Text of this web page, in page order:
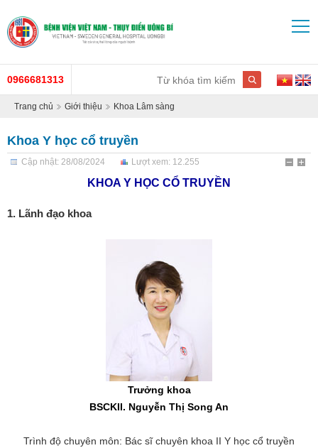
0966681313
Trang chủ Giới thiệu Khoa Lâm sàng
Khoa Y học cổ truyền
Cập nhật: 28/08/2024 Lượt xem: 12.255
KHOA Y HỌC CỔ TRUYỀN
1. Lãnh đạo khoa
Trưởng khoa
BSCKII. Nguyễn Thị Song An
Trình độ chuyên môn: Bác sĩ chuyên khoa II Y học cổ truyền